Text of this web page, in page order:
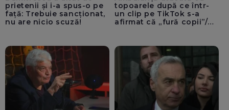
prietenii și i-a spus-o pe
față: Trebuie sancționat,
nu are nicio scuză!
topoarele după ce într-
un clip pe TikTok s-a
afirmat că „fură copii”/
cioburile parbrizului
spart - FOTO, VIDEO